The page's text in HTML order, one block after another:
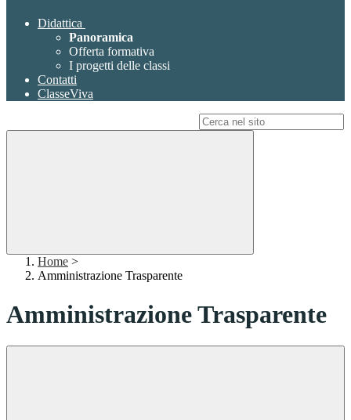
Didattica
Panoramica
Offerta formativa
I progetti delle classi
Contatti
ClasseViva
Home >
Amministrazione Trasparente
Amministrazione Trasparente